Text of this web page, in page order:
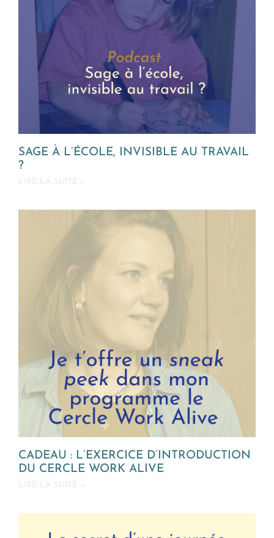
SAGE À L’ÉCOLE, INVISIBLE AU TRAVAIL
?
LIRE LA SUITE »
CADEAU : L’EXERCICE D’INTRODUCTION
DU CERCLE WORK ALIVE
LIRE LA SUITE »